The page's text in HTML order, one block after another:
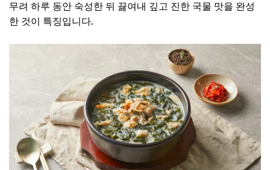
무려 하루 동안 숙성한 뒤 끓여내 깊고 진한 국물 맛을 완성
한 것이 특징입니다.